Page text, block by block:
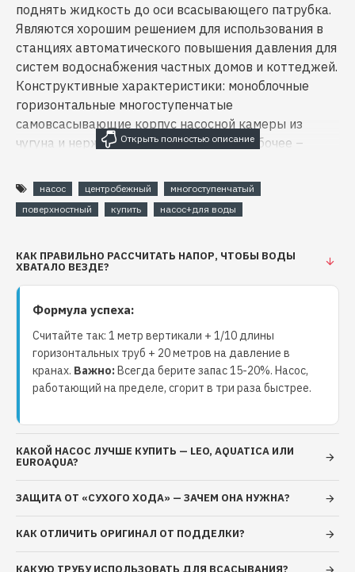
поднять жидкость до оси всасывающего патрубка.
Являются хорошим решением для использования в
станциях автоматического повышения давления для
систем водоснабжения частных домов и коттеджей.
Конструктивные характеристики: моноблочные
горизонтальные многоступенчатые
самовсасывающие корпус насосной камеры из
чугуна и нержавеющей стали колесо рабочее –
высокопрочного технополимера NORYL вал из
нержавеющей стали AISI 304 уплотнение торцовое
– графит/керамика/NBR/AISI 304 встроенная
уровень давления включения электронасоса
калибруемый уровень давления, с которого
начинается старт отсчета на выключение
электронасоса наличие защиты от «сухого хода»
укомплектован кабелем питания. Двигатель:
асинхронный двухполюсный с короткозамкнутым
ротором, с самовентиляцией степень защиты IP44
класс нагревостойкости изоляции В однофазное
конденсатором встроенная в обмотку двигателя
защита от перегрузок с автоматическим
перезапуском напряжение питания: 220 В, 50 Гц
режим работы: продолжительный. Ограничения:
перекачиваемая жидкость: вода или другие
химической активности общая минерализация воды,
не более 1500 г/м³ показатель рН 6,5 – 9,5
насос центробежный
многоступенчатый
поверхностный
купить насос+для воды
КАК ПРАВИЛЬНО РАССЧИТАТЬ НАПОР, ЧТОБЫ ВОДЫ
ХВАТАЛО ВЕЗДЕ?
Формула успеха:
Считайте так: 1 метр вертикали + 1/10 длины
горизонтальных труб + 20 метров на давление в
кранах. Важно:Всегда берите запас 15-20%. Насос,
работающий на пределе, сгорит в три раза быстрее.
КАКОЙ НАСОС ЛУЧШЕ КУПИТЬ — LEO, AQUATICA ИЛИ
EUROAQUA?
ЗАЩИТА ОТ «СУХОГО ХОДА» — ЗАЧЕМ ОНА НУЖНА?
КАК ОТЛИЧИТЬ ОРИГИНАЛ ОТ ПОДДЕЛКИ?
КАКУЮ ТРУБУ ИСПОЛЬЗОВАТЬ ДЛЯ ВСАСЫВАНИЯ?